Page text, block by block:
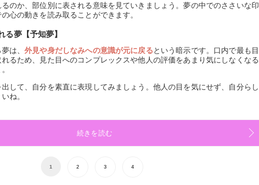
のか、部位別に表される意味を見ていきましょう。夢の中でのささいな印
心の動きを読み取ることができます。
る夢【予知夢】
夢は、外見や身だしなみへの意識が元に戻るという暗示です。口内で最も目
るため、見た目へのコンプレックスや他人の評価をあまり気にしなくなる
して、自分を素直に表現してみましょう。他人の目を気にせず、自分らし
ね。
続きを読む
1 2 3 4